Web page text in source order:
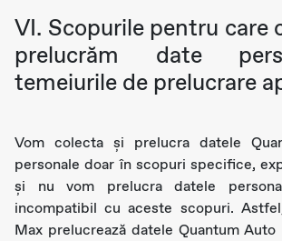
VI. Scopurile pentru care
prelucrăm date
temeiurile de prelucrare
Vom colecta şi prelucra datele
personale doar în scopuri specifice,
și nu vom prelucra datele
incompatibil cu aceste scopuri.
Max prelucrează datele Quantum